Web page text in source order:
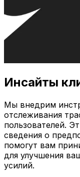
Инсайты
Мы внедрим
отслеживания
пользователей.
сведения о
помогут вам
для улучшения
усилий.